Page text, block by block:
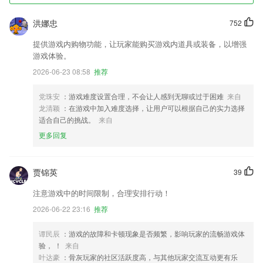
752
洪娜忠
提供游戏内购物功能，让玩家能购买游戏内道具或装备，以增强
游戏体验。
2026-06-23 08:58 推荐
党珠安 ：游戏难度设置合理，不会让人感到无聊或过于困难 来自
龙清颖 ：在游戏中加入难度选择，让用户可以根据自己的实力选择
适合自己的挑战。
来自
更多回复
39
贾锦英
注意游戏中的时间限制，合理安排行动！
2026-06-22 23:16 推荐
谭民辰 ：游戏的故障和卡顿现象是否频繁，影响玩家的流畅游戏体
验， ！
来自
叶达豪 ：骨灰玩家的社区活跃度高，与其他玩家交流互动更有乐